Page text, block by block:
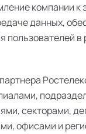
компании к
данных,
пользователей в
секторами,
офисами и